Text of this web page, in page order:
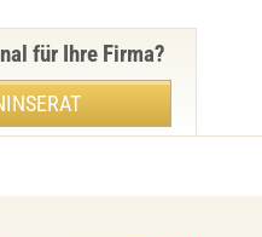
für Ihre Firma?